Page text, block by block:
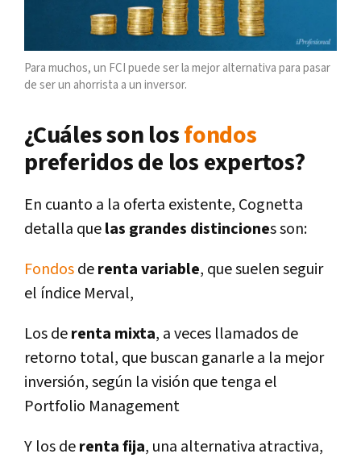
Para muchos, un FCI puede ser la mejor alternativa para pasar
de ser un ahorrista a un inversor.
¿Cuáles son losfondos
preferidos de los expertos?
En cuanto a la oferta existente, Cognetta
detalla quelas grandes distinciones son:
Fondosderenta variable, que suelen seguir
el índice Merval,
Los derenta mixta, a veces llamados de
retorno total, que buscan ganarle a la mejor
inversión, según la visión que tenga el
Portfolio Management
Y los derenta fija, una alternativa atractiva,